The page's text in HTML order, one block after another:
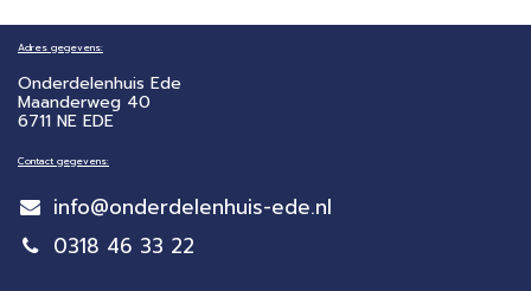
Adres gegevens:
Onderdelenhuis Ede
Maanderweg 40
6711 NE EDE
Contact gegevens:
info@onderdelenhuis-ede.nl
0318 46 33 22